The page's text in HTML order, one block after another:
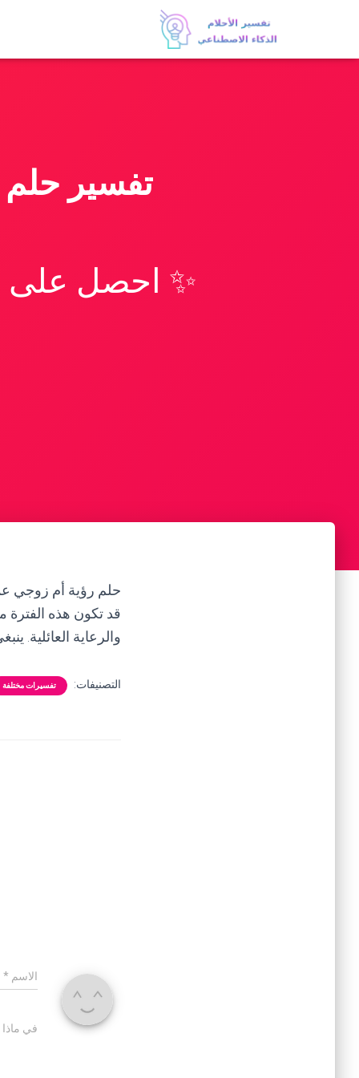
تفسير
✨ احصل على
حلم رؤية أم زوجي
قد تكون هذه الفترة
والرعاية العائلية.
التصنيفات: تفسيرات مختلفة
الاسم *
في